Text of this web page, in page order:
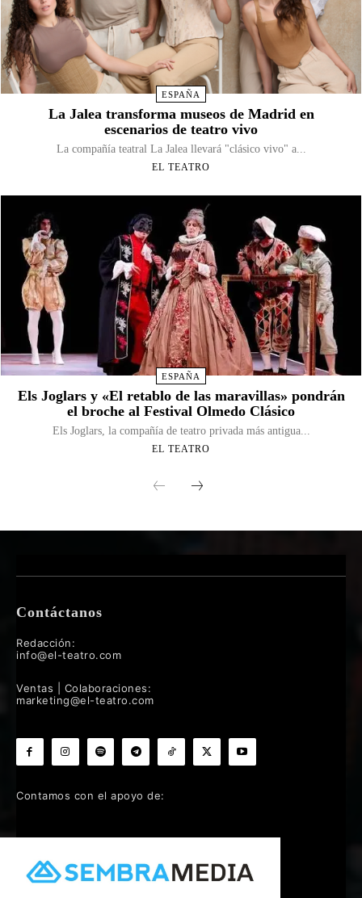
ESPAÑA
La Jalea transforma museos de Madrid en
escenarios de teatro vivo
La compañía teatral La Jalea llevará "clásico vivo" a...
EL TEATRO
ESPAÑA
Els Joglars y «El retablo de las maravillas» pondrán
el broche al Festival Olmedo Clásico
Els Joglars, la compañía de teatro privada más antigua...
EL TEATRO
Contáctanos
Redacción:
info@el-teatro.com
Ventas | Colaboraciones:
marketing@el-teatro.com
Contamos con el apoyo de: